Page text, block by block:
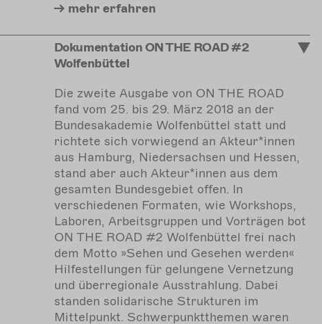
mehr erfahren
Dokumentation ON THE ROAD #2
Wolfenbüttel
Die zweite Ausgabe von ON THE ROAD
fand vom 25. bis 29. März 2018 an der
Bundesakademie Wolfenbüttel statt und
richtete sich vorwiegend an Akteur*innen
aus Hamburg, Niedersachsen und Hessen,
stand aber auch Akteur*innen aus dem
gesamten Bundesgebiet offen. In
verschiedenen Formaten, wie Workshops,
Laboren, Arbeitsgruppen und Vorträgen bot
ON THE ROAD #2 Wolfenbüttel frei nach
dem Motto »Sehen und Gesehen werden«
Hilfestellungen für gelungene Vernetzung
und überregionale Ausstrahlung. Dabei
standen solidarische Strukturen im
Mittelpunkt. Schwerpunktthemen waren